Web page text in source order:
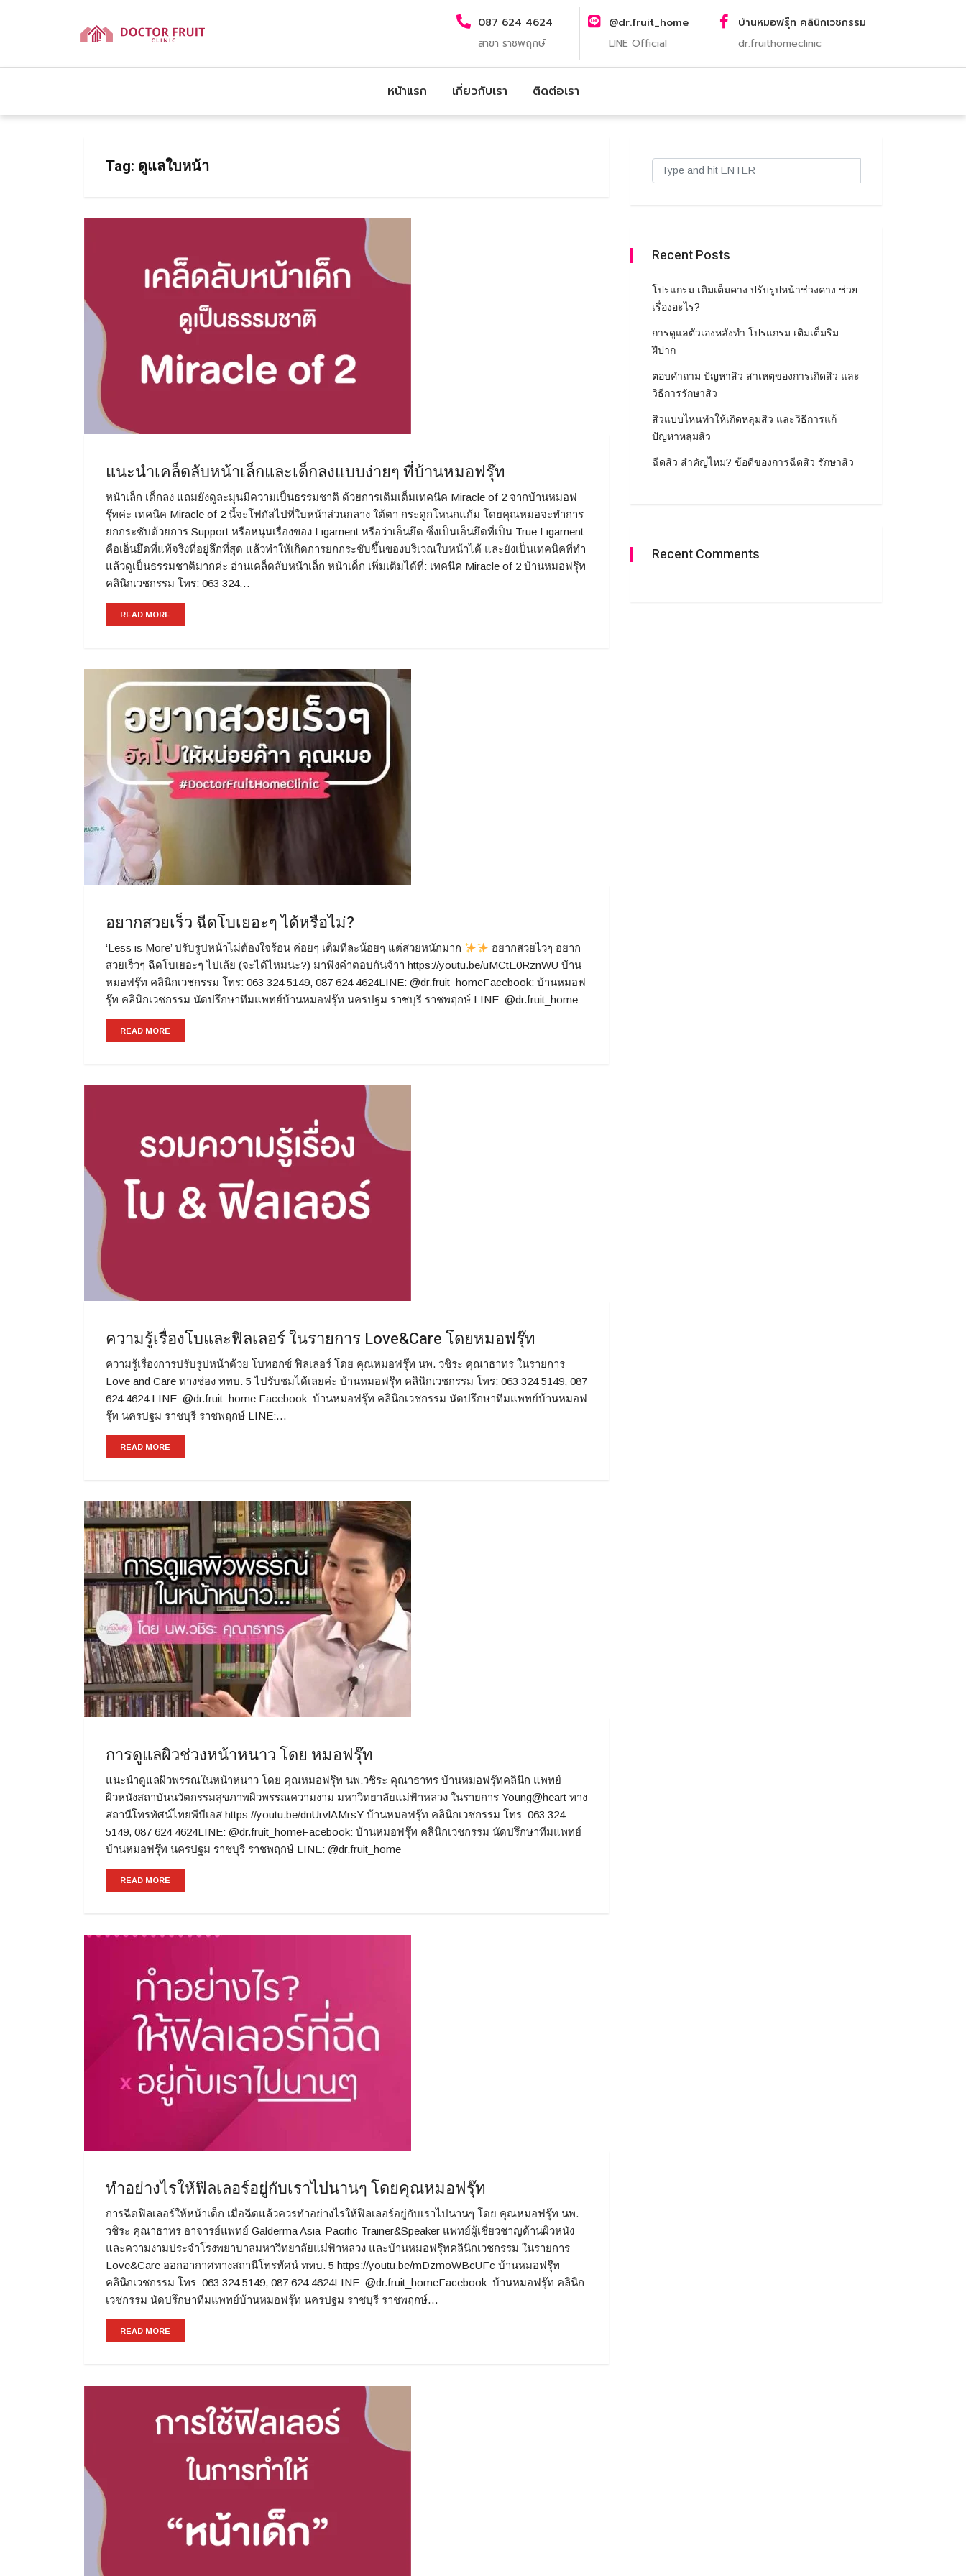
087 624 4624
สาขา ราชพฤกษ์
@dr.fruit_home
LINE Official
บ้านหมอฟรุ๊ท คลินิกเวชกรรม
dr.fruithomeclinic
หน้าแรก เกี่ยวกับเรา ติดต่อเรา
Tag: ดูแลใบหน้า
แนะนำเคล็ดลับหน้าเล็กและเด็กลงแบบง่ายๆ ที่บ้านหมอฟรุ๊ท
หน้าเล็ก เด็กลง แถมยังดูละมุนมีความเป็นธรรมชาติ ด้วยการเติมเต็มเทคนิค Miracle of 2 จากบ้านหมอฟ
รุ๊ทค่ะ เทคนิค Miracle of 2 นี้จะโฟกัสไปที่ใบหน้าส่วนกลาง ใต้ตา กระดูกโหนกแก้ม โดยคุณหมอจะทำการ
ยกกระชับด้วยการ Support หรือหนุนเรื่องของ Ligament หรือว่าเอ็นยึด ซึ่งเป็นเอ็นยึดที่เป็น True Ligament
คือเอ็นยึดที่แท้จริงที่อยู่ลึกที่สุด แล้วทำให้เกิดการยกกระชับขึ้นของบริเวณใบหน้าได้ และยังเป็นเทคนิคที่ทำ
แล้วดูเป็นธรรมชาติมากค่ะ อ่านเคล็ดลับหน้าเล็ก หน้าเด็ก เพิ่มเติมได้ที่: เทคนิค Miracle of 2 บ้านหมอฟรุ๊ท
คลินิกเวชกรรม โทร: 063 324…
READ MORE
อยากสวยเร็ว ฉีดโบเยอะๆ ได้หรือไม่?
‘Less is More’ ปรับรูปหน้าไม่ต้องใจร้อน ค่อยๆ เติมทีละน้อยๆ แต่สวยหนักมาก
อยากสวยไวๆ อยาก
สวยเร็วๆ ฉีดโบเยอะๆ ไปเล้ย (จะได้ไหมนะ?) มาฟังคำตอบกันจ้าา https://youtu.be/uMCtE0RznWU บ้าน
หมอฟรุ๊ท คลินิกเวชกรรม โทร: 063 324 5149, 087 624 4624LINE: @dr.fruit_homeFacebook: บ้านหมอฟ
รุ๊ท คลินิกเวชกรรม นัดปรึกษาทีมแพทย์บ้านหมอฟรุ๊ท นครปฐม ราชบุรี ราชพฤกษ์ LINE: @dr.fruit_home
READ MORE
ความรู้เรื่องโบและฟิลเลอร์ ในรายการ Love&Care โดยหมอฟรุ๊ท
ความรู้เรื่องการปรับรูปหน้าด้วย โบทอกซ์ ฟิลเลอร์ โดย คุณหมอฟรุ๊ท นพ. วชิระ คุณาธาทร ในรายการ
Love and Care ทางช่อง ททบ. 5 ไปรับชมได้เลยค่ะ บ้านหมอฟรุ๊ท คลินิกเวชกรรม โทร: 063 324 5149, 087
624 4624 LINE: @dr.fruit_home Facebook: บ้านหมอฟรุ๊ท คลินิกเวชกรรม นัดปรึกษาทีมแพทย์บ้านหมอฟ
รุ๊ท นครปฐม ราชบุรี ราชพฤกษ์ LINE:…
READ MORE
การดูแลผิวช่วงหน้าหนาว โดย หมอฟรุ๊ท
แนะนำดูแลผิวพรรณในหน้าหนาว โดย คุณหมอฟรุ๊ท นพ.วชิระ คุณาธาทร บ้านหมอฟรุ๊ทคลินิก แพทย์
ผิวหนังสถาบันนวัตกรรมสุขภาพผิวพรรณความงาม มหาวิทยาลัยแม่ฟ้าหลวง ในรายการ Young@heart ทาง
สถานีโทรทัศน์ไทยพีบีเอส https://youtu.be/dnUrvlAMrsY บ้านหมอฟรุ๊ท คลินิกเวชกรรม โทร: 063 324
5149, 087 624 4624LINE: @dr.fruit_homeFacebook: บ้านหมอฟรุ๊ท คลินิกเวชกรรม นัดปรึกษาทีมแพทย์
บ้านหมอฟรุ๊ท นครปฐม ราชบุรี ราชพฤกษ์ LINE: @dr.fruit_home
READ MORE
ทำอย่างไรให้ฟิลเลอร์อยู่กับเราไปนานๆ โดยคุณหมอฟรุ๊ท
การฉีดฟิลเลอร์ให้หน้าเด็ก เมื่อฉีดแล้วควรทำอย่างไรให้ฟิลเลอร์อยู่กับเราไปนานๆ โดย คุณหมอฟรุ๊ท นพ.
วชิระ คุณาธาทร อาจารย์แพทย์ Galderma Asia-Pacific Trainer&Speaker แพทย์ผู้เชี่ยวชาญด้านผิวหนัง
และความงามประจำโรงพยาบาลมหาวิทยาลัยแม่ฟ้าหลวง และบ้านหมอฟรุ๊ทคลินิกเวชกรรม ในรายการ
Love&Care ออกอากาศทางสถานีโทรทัศน์ ททบ. 5 https://youtu.be/mDzmoWBcUFc บ้านหมอฟรุ๊ท
คลินิกเวชกรรม โทร: 063 324 5149, 087 624 4624LINE: @dr.fruit_homeFacebook: บ้านหมอฟรุ๊ท คลินิก
เวชกรรม นัดปรึกษาทีมแพทย์บ้านหมอฟรุ๊ท นครปฐม ราชบุรี ราชพฤกษ์…
READ MORE
Recent Posts
โปรแกรม เติมเต็มคาง ปรับรูปหน้าช่วงคาง ช่วย
เรื่องอะไร?
การดูแลตัวเองหลังทำ โปรแกรม เติมเต็มริม
ฝีปาก
ตอบคำถาม ปัญหาสิว สาเหตุของการเกิดสิว และ
วิธีการรักษาสิว
สิวแบบไหนทำให้เกิดหลุมสิว และวิธีการแก้
ปัญหาหลุมสิว
ฉีดสิว สำคัญไหม? ข้อดีของการฉีดสิว รักษาสิว
Recent Comments